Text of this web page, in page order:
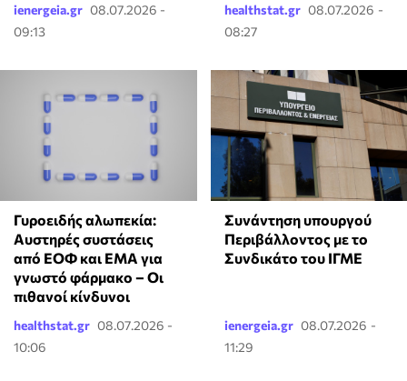
ienergeia.gr 08.07.2026 -
09:13
healthstat.gr 08.07.2026 -
08:27
Γυροειδής αλωπεκία:
Αυστηρές συστάσεις
από ΕΟΦ και EMA για
γνωστό φάρμακο – Οι
πιθανοί κίνδυνοι
healthstat.gr 08.07.2026 -
10:06
Συνάντηση υπουργού
Περιβάλλοντος με το
Συνδικάτο του ΙΓΜΕ
ienergeia.gr 08.07.2026 -
11:29